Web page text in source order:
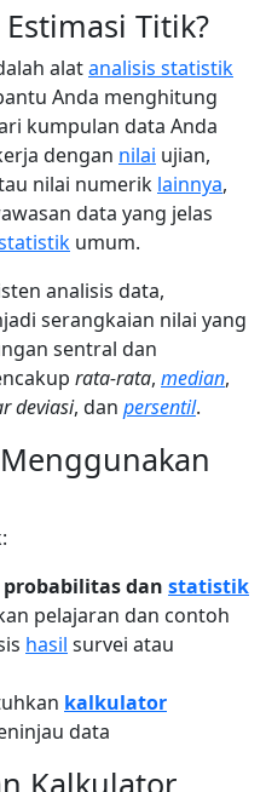
Titik?
alatanalisis statistik
Anda menghitung
kumpulan data Anda
dengan nilai ujian,
nilai numerik lainnya,
data yang jelas
umum.
analisis data,
serangkaian nilai yang
sentral dan
rata-rata, median,
deviasi, dan persentil.
probabilitas dan statistik
pelajaran dan contoh
hasil survei atau
kalkulator
data
Kalkulator